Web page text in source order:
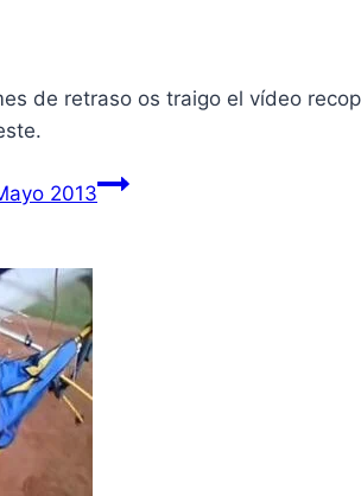
de retraso os traigo el vídeo
2013